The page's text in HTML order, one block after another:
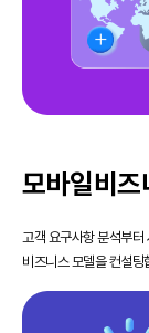
모바일비즈
고객 요구사항 분석부
비즈니스 모델을 컨설팅